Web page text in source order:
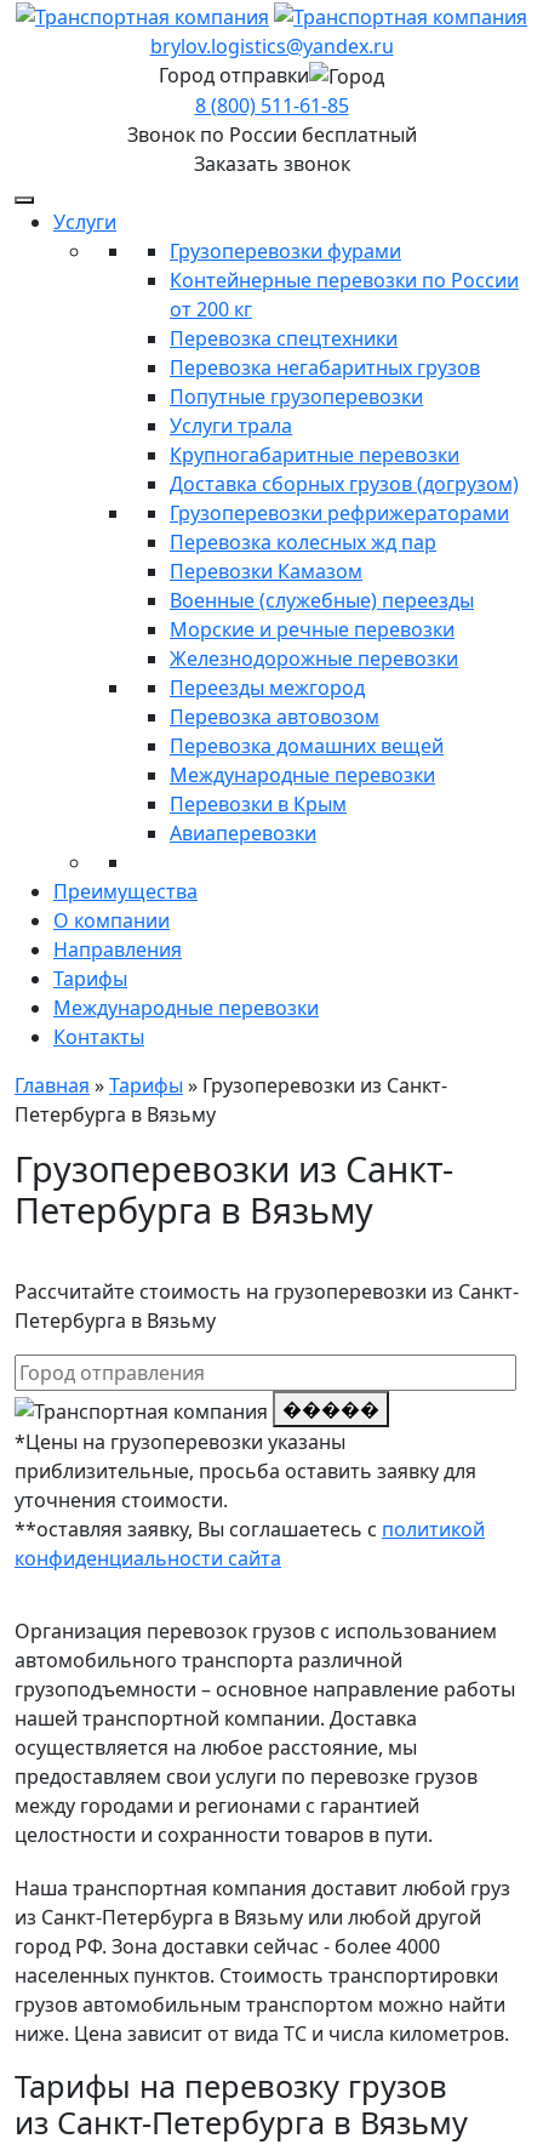
brylov.logistics@yandex.ru
Город отправки
8 (800) 511-61-85
Звонок по России бесплатный
Заказать звонок
Услуги
Грузоперевозки фурами
Контейнерные перевозки по России
от 200 кг
Перевозка спецтехники
Перевозка негабаритных грузов
Попутные грузоперевозки
Услуги трала
Крупногабаритные перевозки
Доставка сборных грузов (догрузом)
Грузоперевозки рефрижераторами
Перевозка колесных жд пар
Перевозки Камазом
Военные (служебные) переезды
Морские и речные перевозки
Железнодорожные перевозки
Переезды межгород
Перевозка автовозом
Перевозка домашних вещей
Международные перевозки
Перевозки в Крым
Авиаперевозки
Преимущества
О компании
Направления
Тарифы
Международные перевозки
Контакты
Главная »Тарифы » Грузоперевозки из Санкт-
Петербурга в Вязьму
Грузоперевозки из Санкт-
Петербурга в Вязьму
Рассчитайте стоимость на грузоперевозки из Санкт-
Петербурга в Вязьму
�����
*Цены на грузоперевозки указаны
приблизительные, просьба оставить заявку для
уточнения стоимости.
**оставляя заявку, Вы соглашаетесь с политикой
конфиденциальности сайта
Организация перевозок грузов с использованием
автомобильного транспорта различной
грузоподъемности – основное направление работы
нашей транспортной компании. Доставка
осуществляется на любое расстояние, мы
предоставляем свои услуги по перевозке грузов
между городами и регионами с гарантией
целостности и сохранности товаров в пути.
Наша транспортная компания доставит любой груз
из Санкт-Петербурга в Вязьму или любой другой
город РФ. Зона доставки сейчас - более 4000
населенных пунктов. Стоимость транспортировки
грузов автомобильным транспортом можно найти
ниже. Цена зависит от вида ТС и числа километров.
Тарифы на перевозку грузов
из Санкт-Петербурга в Вязьму